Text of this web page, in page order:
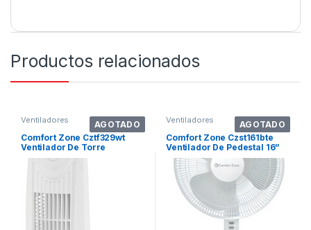
Productos relacionados
AGOTADO
Ventiladores
Comfort Zone Cztf329wt
Ventilador De Torre
Oscilante De 3 V
AGOTADO
Ventiladores
Comfort Zone Czst161bte
Ventilador De Pedestal 16”
Cantidad De Aspas 3 Color
De La Estructura Plastico
Diámetro 73 Cm Material De
Las Aspas Plástico